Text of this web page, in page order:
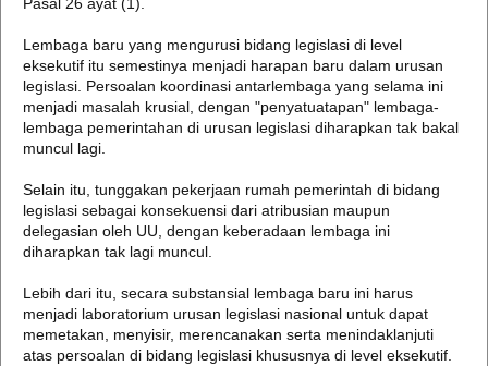
Lembaga baru yang mengurusi bidang legislasi di level
eksekutif itu semestinya menjadi harapan baru dalam urusan
legislasi. Persoalan koordinasi antarlembaga yang selama ini
menjadi masalah krusial, dengan "penyatuatapan" lembaga-
lembaga pemerintahan di urusan legislasi diharapkan tak bakal
muncul lagi.
Selain itu, tunggakan pekerjaan rumah pemerintah di bidang
legislasi sebagai konsekuensi dari atribusian maupun
delegasian oleh UU, dengan keberadaan lembaga ini
diharapkan tak lagi muncul.
Lebih dari itu, secara substansial lembaga baru ini harus
menjadi laboratorium urusan legislasi nasional untuk dapat
memetakan, menyisir, merencanakan serta menindaklanjuti
atas persoalan di bidang legislasi khususnya di level eksekutif.